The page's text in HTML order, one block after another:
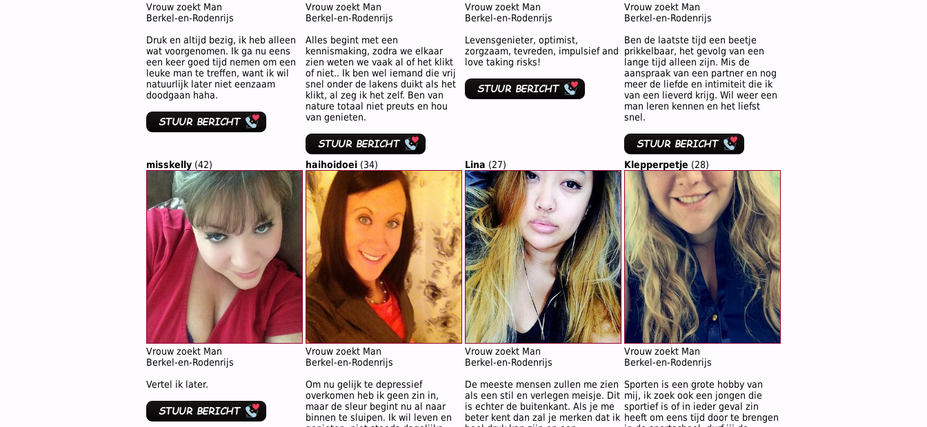
Vrouw zoekt Man
Berkel-en-Rodenrijs
Druk en altijd bezig, ik heb alleen
wat voorgenomen. Ik ga nu eens
een keer goed tijd nemen om een
leuke man te treffen, want ik wil
natuurlijk later niet eenzaam
doodgaan haha.
Vrouw zoekt Man
Berkel-en-Rodenrijs
Alles begint met een
kennismaking, zodra we elkaar
zien weten we vaak al of het klikt
of niet.. Ik ben wel iemand die vrij
snel onder de lakens duikt als het
klikt, al zeg ik het zelf. Ben van
nature totaal niet preuts en hou
van genieten.
Vrouw zoekt Man
Berkel-en-Rodenrijs
Levensgenieter, optimist,
zorgzaam, tevreden, impulsief and
love taking risks!
Vrouw zoekt Man
Berkel-en-Rodenrijs
Ben de laatste tijd een beetje
prikkelbaar, het gevolg van een
lange tijd alleen zijn. Mis de
aanspraak van een partner en nog
meer de liefde en intimiteit die ik
van een lieverd krijg. Wil weer een
man leren kennen en het liefst
snel.
misskelly (42)
Vrouw zoekt Man
Berkel-en-Rodenrijs
Vertel ik later.
haihoidoei (34)
Vrouw zoekt Man
Berkel-en-Rodenrijs
Om nu gelijk te depressief
overkomen heb ik geen zin in,
maar de sleur begint nu al naar
binnen te sluipen. Ik wil leven en
Lina (27)
Vrouw zoekt Man
Berkel-en-Rodenrijs
De meeste mensen zullen me zien
als een stil en verlegen meisje. Dit
is echter de buitenkant. Als je me
beter kent dan zal je merken dat ik
Klepperpetje (28)
Vrouw zoekt Man
Berkel-en-Rodenrijs
Sporten is een grote hobby van
mij, ik zoek ook een jongen die
sportief is of in ieder geval zin
heeft om eens tijd door te brengen